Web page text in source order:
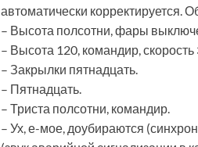
автоматически корректируется.
– Высота полсотни, фары
– Высота 120, командир, скорость
– Закрылки пятнадцать.
– Пятнадцать.
– Триста полсотни, командир.
– Ух, е-мое, доубираются